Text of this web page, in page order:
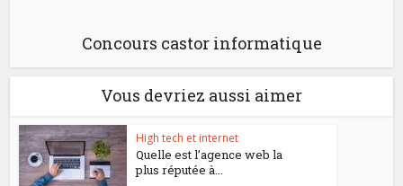
Concours castor informatique
Vous devriez aussi aimer
High tech et internet
Quelle est l’agence web la
plus réputée à...